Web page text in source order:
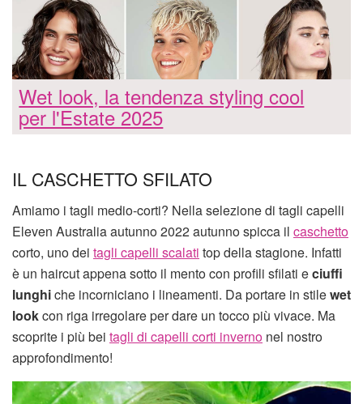
Wet look, la tendenza styling cool
per l'Estate 2025
IL CASCHETTO SFILATO
Amiamo i tagli medio-corti? Nella selezione di tagli capelli
Eleven Australia autunno 2022 autunno spicca il caschetto
corto, uno dei tagli capelli scalati top della stagione. Infatti
è un haircut appena sotto il mento con profili sfilati eciuffi
lunghiche incorniciano i lineamenti. Da portare in stilewet
lookcon riga irregolare per dare un tocco più vivace. Ma
scoprite i più bei tagli di capelli corti inverno nel nostro
approfondimento!